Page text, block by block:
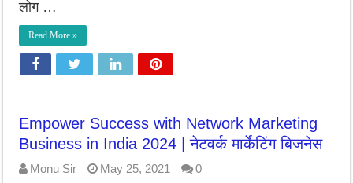
लोग …
Read More »
Empower Success with Network Marketing
Business in India 2024 | नेटवर्क मार्केटिंग बिजनेस
Monu Sir May 25, 2021 0